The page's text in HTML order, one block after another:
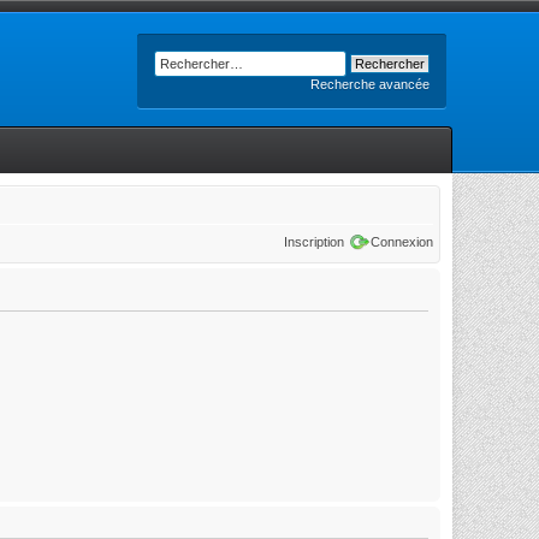
Recherche avancée
Inscription Connexion